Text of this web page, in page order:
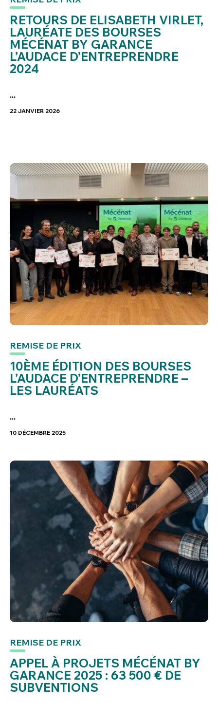
RETOURS DE ELISABETH VIRLET,
LAURÉATE DES BOURSES
MÉCÉNAT BY GARANCE
L’AUDACE D’ENTREPRENDRE
2024
...
22 JANVIER 2026
REMISE DE PRIX
10ÈME ÉDITION DES BOURSES
L’AUDACE D’ENTREPRENDRE –
LES LAURÉATS
...
10 DÉCEMBRE 2025
REMISE DE PRIX
APPEL À PROJETS MÉCÉNAT BY
GARANCE 2025 : 63 500 € DE
SUBVENTIONS